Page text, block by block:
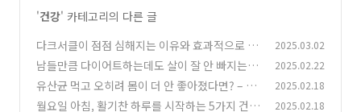
'건강' 카테고리의 다른 글
다크서클이 점점 심해지는 이유와 효과적으로 없
애는 방법
(0)
2025.03.02
남들만큼 다이어트하는데도 살이 잘 안 빠지는 뜻
밖의 이유
(0)
2025.02.22
유산균 먹고 오히려 몸이 더 안 좋아졌다면? – 이
것 때문일 수도!
(0)
2025.02.18
월요일 아침, 활기찬 하루를 시작하는 5가지 건강
2025.02.18